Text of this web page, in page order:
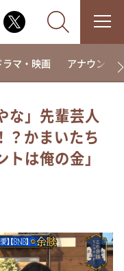
やすとものいたっ
ラマ・映画 アナウンサー
な」先輩芸人
？かまいたち
は俺の金」